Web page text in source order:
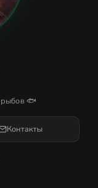
рыбов 🐟
Контакты